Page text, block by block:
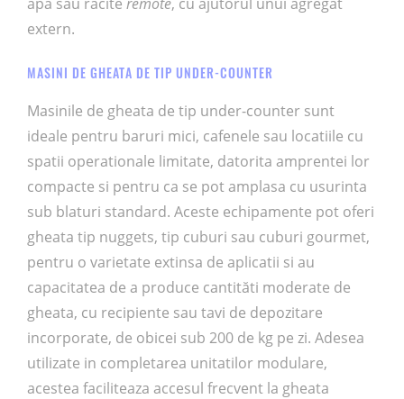
extern.
MASINI DE GHEATA DE TIP UNDER-COUNTER
Masinile de gheata de tip under-counter sunt
ideale pentru baruri mici, cafenele sau locatiile cu
spatii operationale limitate, datorita amprentei lor
compacte si pentru ca se pot amplasa cu usurinta
sub blaturi standard. Aceste echipamente pot oferi
gheata tip nuggets, tip cuburi sau cuburi gourmet,
pentru o varietate extinsa de aplicatii si au
capacitatea de a produce cantităti moderate de
gheata, cu recipiente sau tavi de depozitare
incorporate, de obicei sub 200 de kg pe zi. Adesea
utilizate in completarea unitatilor modulare,
acestea faciliteaza accesul frecvent la gheata